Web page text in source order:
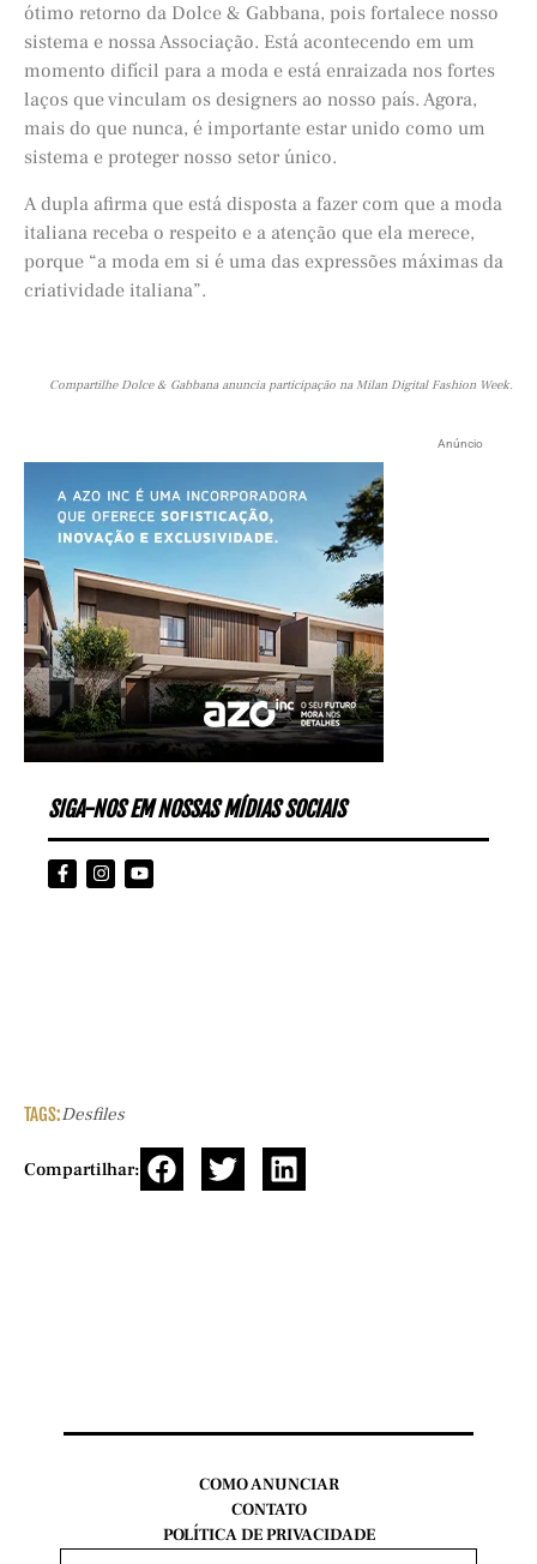
ótimo retorno da Dolce & Gabbana, pois fortalece nosso
sistema e nossa Associação. Está acontecendo em um
momento difícil para a moda e está enraizada nos fortes
laços que vinculam os designers ao nosso país. Agora,
mais do que nunca, é importante estar unido como um
sistema e proteger nosso setor único.
A dupla afirma que está disposta a fazer com que a moda
italiana receba o respeito e a atenção que ela merece,
porque “a moda em si é uma das expressões máximas da
criatividade italiana”.
Compartilhe Dolce & Gabbana anuncia participação na Milan Digital Fashion Week.
Anúncio
SIGA-NOS EM NOSSAS MÍDIAS SOCIAIS
TAGS:Desfiles
Compartilhar:
COMO ANUNCIAR
CONTATO
POLÍTICA DE PRIVACIDADE